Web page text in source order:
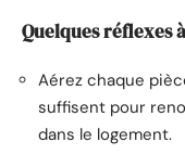
Quelques réflexes
Aérez chaque
suffisent pour
dans le logement.